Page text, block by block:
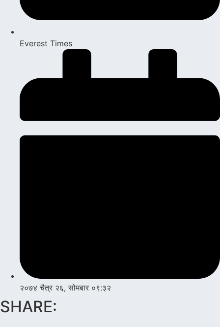
Everest Times
२०७४ चैत्र २६, सोमबार ०९:३२
SHARE: